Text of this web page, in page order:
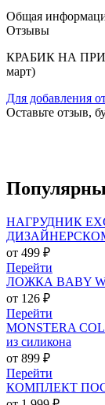
Общая
Отзывы
КРАБИК НА
март)
Для добавления
Оставьте отзыв,
НАГРУДНИК
от 499 ₽
Перейти
ЛОЖКА BABY
от 126 ₽
Перейти
MONSTERA
из силикона
от 899 ₽
Перейти
КОМПЛЕКТ